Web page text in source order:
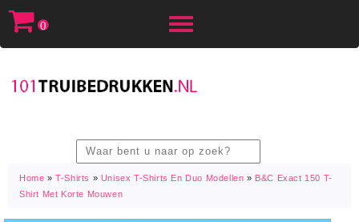
Toggle
0
Home »T-Shirts » Unisex T-Shirts En Duo Modellen » B&C Exact 150 T-
Shirt Met Korte Mouwen